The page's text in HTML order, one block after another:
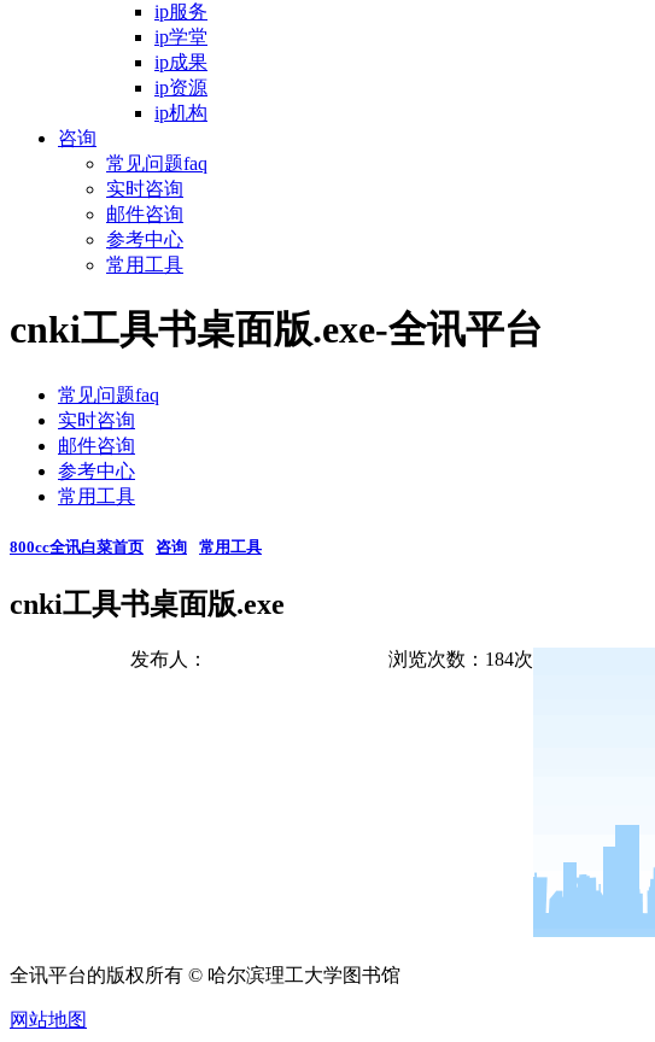
ip服务
ip学堂
ip成果
ip资源
ip机构
咨询
常见问题faq
实时咨询
邮件咨询
参考中心
常用工具
cnki工具书桌面版.exe-全讯平台
常见问题faq
实时咨询
邮件咨询
参考中心
常用工具
800cc全讯白菜首页 咨询 常用工具
cnki工具书桌面版.exe
发布人： 浏览次数： 184次
全讯平台的版权所有 © 哈尔滨理工大学图书馆
网站地图